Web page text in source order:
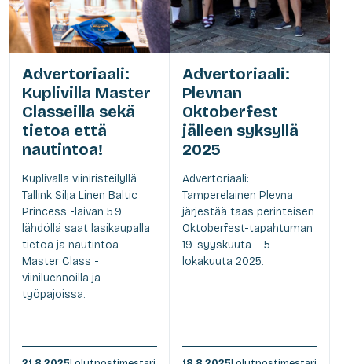
Advertoriaali:
Kuplivilla Master
Classeilla sekä
tietoa että
nautintoa!
Kuplivalla viiniristeilyllä
Tallink Silja Linen Baltic
Princess -laivan 5.9.
lähdöllä saat lasikaupalla
tietoa ja nautintoa
Master Class -
viiniluennoilla ja
työpajoissa.
Advertoriaali:
Plevnan
Oktoberfest
jälleen syksyllä
2025
Advertoriaali:
Tamperelainen Plevna
järjestää taas perinteisen
Oktoberfest-tapahtuman
19. syyskuuta – 5.
lokakuuta 2025.